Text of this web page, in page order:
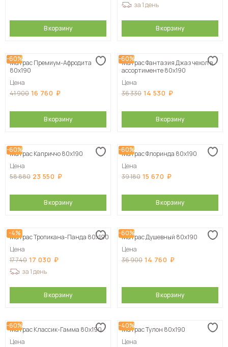
В корзину
за 1 день
В корзину
-60%
Матрас Премиум-Афродита
80х190
Цена
41 900 16 760
В корзину
-60%
Матрас Фантазия Джаз чехол в
ассортименте 80х190
Цена
36 330 14 530
В корзину
-60%
Матрас Каприччо 80х190
Цена
58 880 23 550
В корзину
-60%
Матрас Флоринда 80х190
Цена
39 180 15 670
В корзину
-4%
Матрас Тропикана-Панда 80х190
Цена
17 740 17 030
за 1 день
В корзину
-60%
Матрас Душевный 80х190
Цена
36 900 14 760
В корзину
-60%
Матрас Классик-Гамма 80х190
Цена
-40%
Матрас Тулон 80х190
Цена